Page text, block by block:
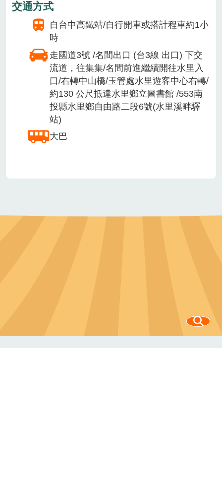
交通方式
自台中高鐵站/自行開車或搭計程車約1小
時
走國道3號 /名間出口 (台3線 出口) 下交
流道，往集集/名間前進繼續開往水里入
口/右轉中山橋/玉管處水里遊客中心右轉/
約130 公尺抵達水里鄉立圖書館 /553南
投縣水里鄉自由路二段6號(水里溪畔驛
站)
大巴